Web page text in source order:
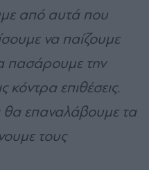
από αυτά που
να παίζουμε
πασάρουμε την
κόντρα επιθέσεις.
θα επαναλάβουμε τα
τους